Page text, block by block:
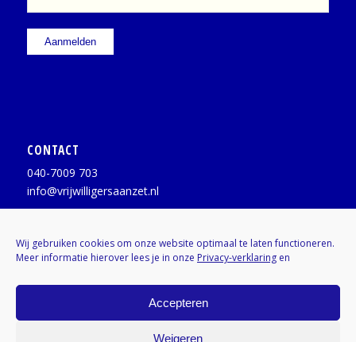
Wij gebruiken cookies om onze website optimaal te laten functioneren.
Meer informatie hierover lees je in onze Privacy-verklaring en
Accepteren
Weigeren
CONTACT
040-7009 703
info@vrijwilligersaanzet.nl
X / Twitter:@vrijwilligerAZ
Kenniscentrumvrijwilligers